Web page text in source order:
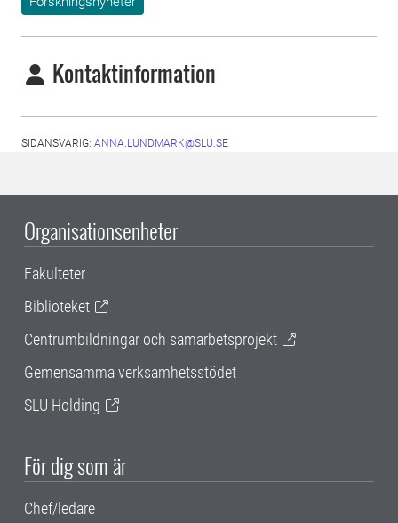
Kontaktinformation
SIDANSVARIG: ANNA.LUNDMARK@SLU.SE
Organisationsenheter
Fakulteter
Biblioteket
Centrumbildningar och samarbetsprojekt
Gemensamma verksamhetsstödet
SLU Holding
För dig som är
Chef/ledare